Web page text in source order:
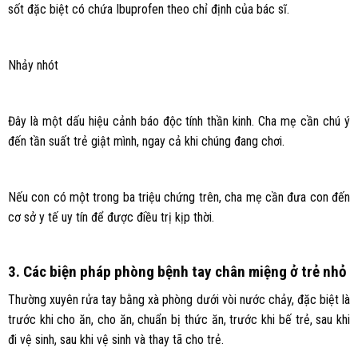
sốt đặc biệt có chứa Ibuprofen theo chỉ định của bác sĩ.
Nhảy nhót
Đây là một dấu hiệu cảnh báo độc tính thần kinh. Cha mẹ cần chú ý
đến tần suất trẻ giật mình, ngay cả khi chúng đang chơi.
Nếu con có một trong ba triệu chứng trên, cha mẹ cần đưa con đến
cơ sở y tế uy tín để được điều trị kịp thời.
3. Các biện pháp phòng bệnh tay chân miệng ở trẻ nhỏ
Thường xuyên rửa tay bằng xà phòng dưới vòi nước chảy, đặc biệt là
trước khi cho ăn, cho ăn, chuẩn bị thức ăn, trước khi bế trẻ, sau khi
đi vệ sinh, sau khi vệ sinh và thay tã cho trẻ.